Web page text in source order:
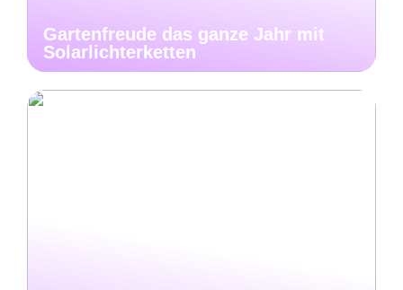
Gartenfreude das ganze Jahr mit
Solarlichterketten